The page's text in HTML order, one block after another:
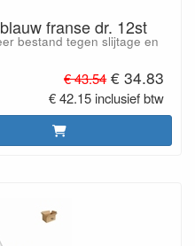
franse dr. 12st
bestand tegen slijtage en
€ 43.54 € 34.83
€ 42.15 inclusief btw